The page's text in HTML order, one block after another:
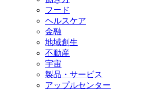
フード
ヘルスケア
金融
地域創生
不動産
宇宙
製品・サービス
アップルセンター